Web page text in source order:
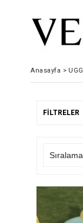
Anasayfa > UGG
FILTRELER